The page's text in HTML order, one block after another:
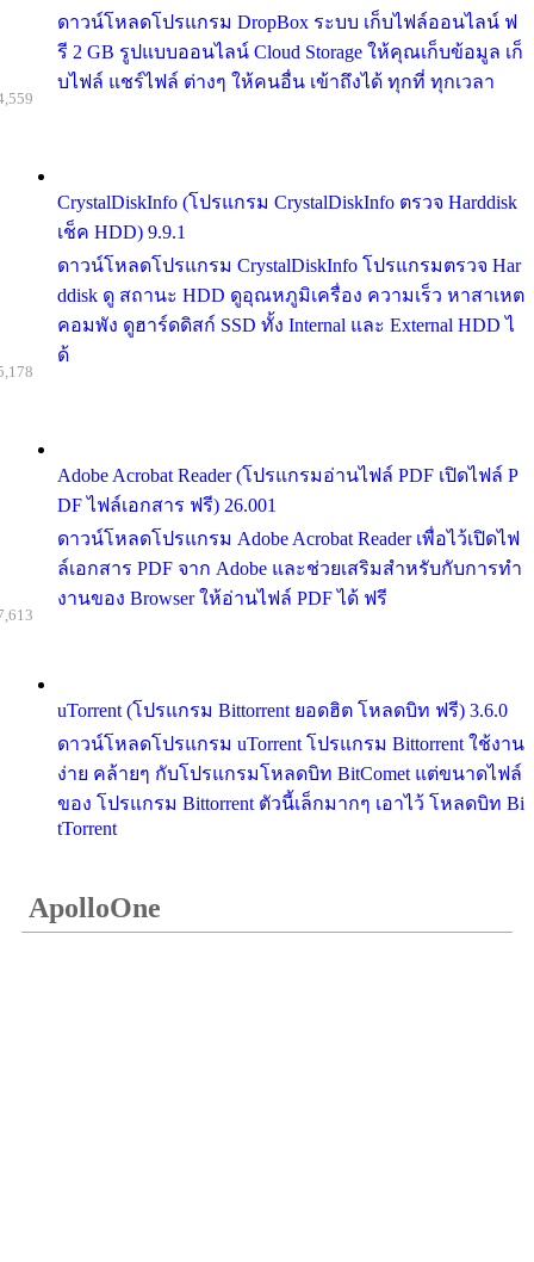
ดาวน์โหลดโปรแกรม DropBox ระบบ เก็บไฟล์ออนไลน์ ฟ
รี 2 GB รูปแบบออนไลน์ Cloud Storage ให้คุณเก็บข้อมูล เก็
บไฟล์ แชร์ไฟล์ ต่างๆ ให้คนอื่น เข้าถึงได้ ทุกที่ ทุกเวลา
CrystalDiskInfo (โปรแกรม CrystalDiskInfo ตรวจ Harddisk
เช็ค HDD) 9.9.1
ดาวน์โหลดโปรแกรม CrystalDiskInfo โปรแกรมตรวจ Har
ddisk ดู สถานะ HDD ดูอุณหภูมิเครื่อง ความเร็ว หาสาเหต
คอมพัง ดูฮาร์ดดิสก์ SSD ทั้ง Internal และ External HDD ไ
ด้
Adobe Acrobat Reader (โปรแกรมอ่านไฟล์ PDF เปิดไฟล์ P
DF ไฟล์เอกสาร ฟรี) 26.001
ดาวน์โหลดโปรแกรม Adobe Acrobat Reader เพื่อไว้เปิดไฟ
ล์เอกสาร PDF จาก Adobe และช่วยเสริมสำหรับกับการทำ
งานของ Browser ให้อ่านไฟล์ PDF ได้ ฟรี
uTorrent (โปรแกรม Bittorrent ยอดฮิต โหลดบิท ฟรี) 3.6.0
ดาวน์โหลดโปรแกรม uTorrent โปรแกรม Bittorrent ใช้งาน
ง่าย คล้ายๆ กับโปรแกรมโหลดบิท BitComet แต่ขนาดไฟล์
ของ โปรแกรม Bittorrent ตัวนี้เล็กมากๆ เอาไว้ โหลดบิท Bi
tTorrent
ApolloOne